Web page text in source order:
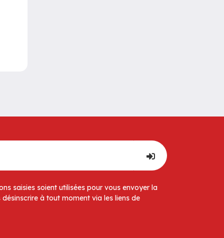
saisies soient utilisées pour vous envoyer la
à tout moment via les liens de